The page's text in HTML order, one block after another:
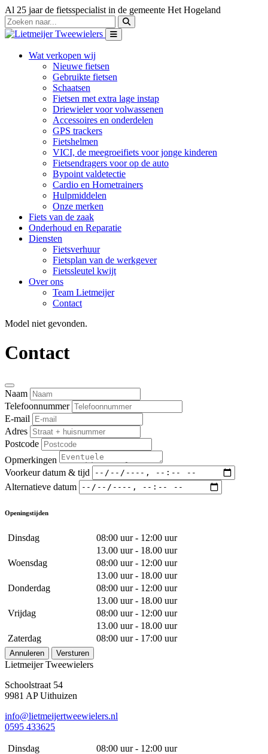
Al 25 jaar de fietsspecialist in de gemeente Het Hogeland
Wat verkopen wij
Nieuwe fietsen
Gebruikte fietsen
Schaatsen
Fietsen met extra lage instap
Driewieler voor volwassenen
Accessoires en onderdelen
GPS trackers
Fietshelmen
VICI, de meegroeifiets voor jonge kinderen
Fietsendragers voor op de auto
Bypoint valdetectie
Cardio en Hometrainers
Hulpmiddelen
Onze merken
Fiets van de zaak
Onderhoud en Reparatie
Diensten
Fietsverhuur
Fietsplan van de werkgever
Fietssleutel kwijt
Over ons
Team Lietmeijer
Contact
Model niet gevonden.
Contact
Naam
Telefoonnummer
E-mail
Adres
Postcode
Opmerkingen
Voorkeur datum & tijd
Alternatieve datum
Openingstijden
Dinsdag
08:00 uur - 12:00 uur
13.00 uur - 18.00 uur
Woensdag
08:00 uur - 12:00 uur
13.00 uur - 18.00 uur
Donderdag
08:00 uur - 12:00 uur
13.00 uur - 18.00 uur
Vrijdag
08:00 uur - 12:00 uur
13.00 uur - 18.00 uur
Zaterdag
08:00 uur - 17:00 uur
Annuleren Versturen
Lietmeijer Tweewielers
Schoolstraat 54
9981 AP Uithuizen
info@lietmeijertweewielers.nl
0595 433625
Dinsdag
08:00 uur - 12:00 uur